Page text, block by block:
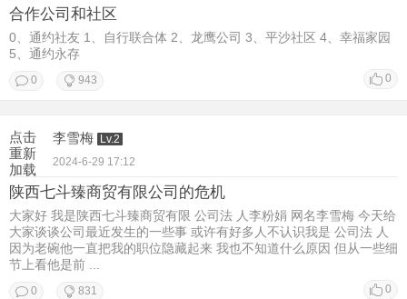
合作公司和社区
0、通约社友 1、自行联合体 2、龙鹰公司 3、平沙社区 4、幸福家园
5、通约永存
0
0 943
点击
重新
加载
李雪梅 Lv.2
2024-6-29 17:12
陕西七斗臻商贸有限公司的危机
大家好 我是陕西七斗臻商贸有限 公司法 人李粉娟 网名李雪梅 今天给
大家谈谈公司最近发生的一些事 或许有好多人不认识我是 公司法 人
因为老碗他一直把我的职位隐藏起来 我也不知道什么原因 但从一些细
节上看他是前 ...
0
0 831